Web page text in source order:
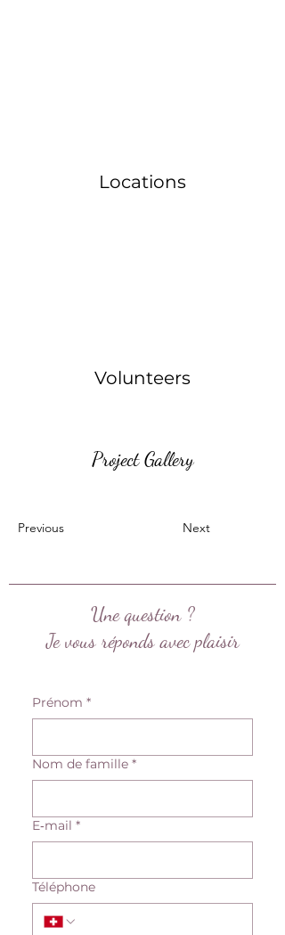
Locations
Volunteers
Project Gallery
Previous Next
Une question ?
Je vous réponds avec plaisir
Prénom *
Nom de famille *
E‑mail *
Téléphone